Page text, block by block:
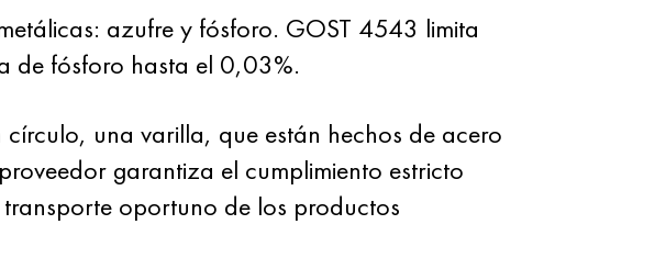
azufre y fósforo. GOST 4543 limita
de fósforo hasta el 0,03%.
una varilla, que están hechos de acero
garantiza el cumplimiento estricto
oportuno de los productos